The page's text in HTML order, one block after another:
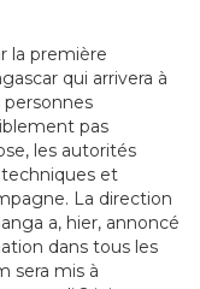
la première
qui arrivera à
personnes
pas
les autorités
techniques et
La direction
a, hier, annoncé
dans tous les
sera mis à